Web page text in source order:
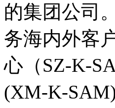
的集团公司
务海内外客
心（SZ-K-
(XM-K-